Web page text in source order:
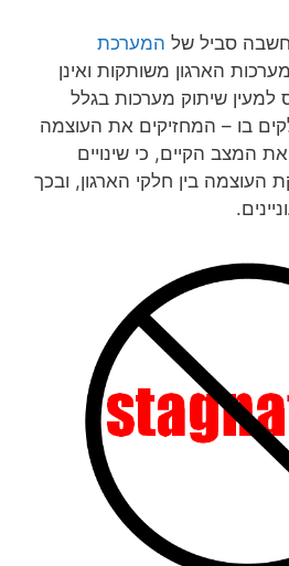
סביל של המערכת
הארגון משותקות ואינן
למעין שיתוק מערכות בגלל
בו – המחזיקים את העוצמה
המצב הקיים, כי שינויים
העוצמה בין חלקי הארגון, ובכך